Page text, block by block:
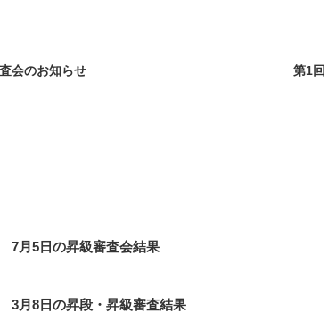
会のお知らせ 第1
7月5日の昇級審査会結果
3月8日の昇段・昇級審査結果